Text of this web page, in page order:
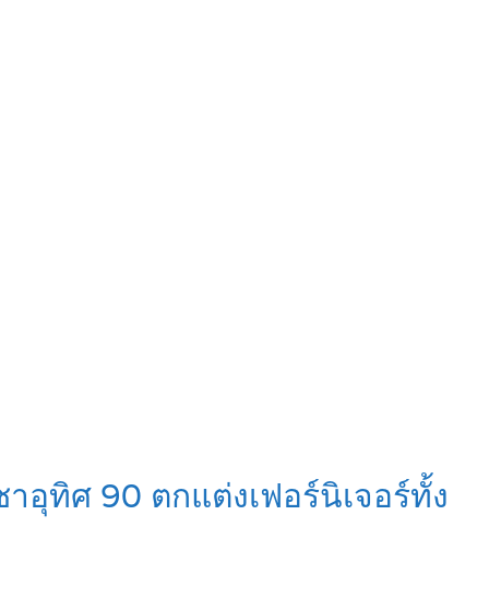
อุทิศ 90 ตกแต่งเฟอร์นิเจอร์ทั้ง